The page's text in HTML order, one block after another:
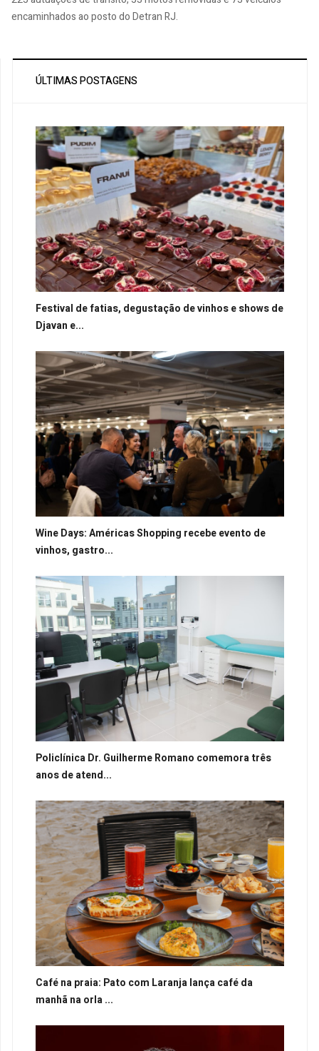
encaminhados ao posto do Detran RJ.
ÚLTIMAS POSTAGENS
Festival de fatias, degustação de vinhos e shows de
Djavan e...
Wine Days: Américas Shopping recebe evento de
vinhos, gastro...
Policlínica Dr. Guilherme Romano comemora três
anos de atend...
Café na praia: Pato com Laranja lança café da
manhã na orla ...